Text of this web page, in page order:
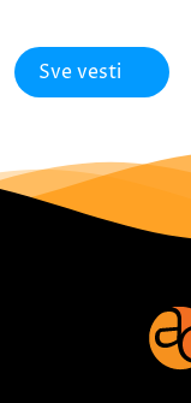
Sve vesti